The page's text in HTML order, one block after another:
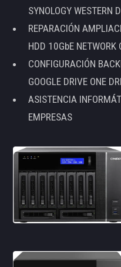
SYNOLOGY WESTERN
REPARACIÓN
HDD 10GbE NETWORK
CONFIGURACIÓN
GOOGLE DRIVE ONE
ASISTENCIA
EMPRESAS